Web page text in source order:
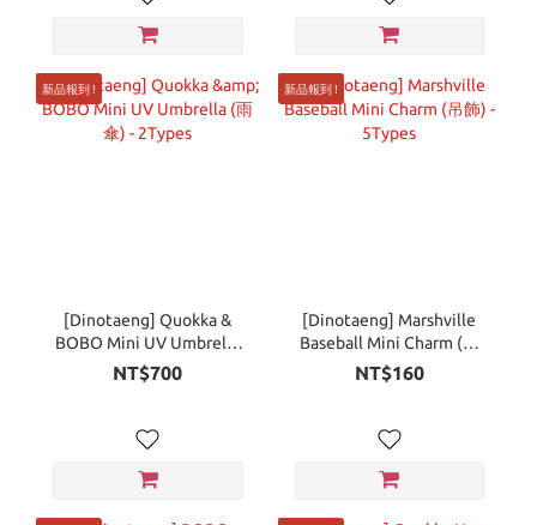
新品報到 !
[Dinotaeng] Quokka &
BOBO Mini UV Umbrella
(雨傘) - 2Types
NT$700
新品報到 !
[Dinotaeng] Marshville
Baseball Mini Charm (吊
飾) - 5Types
NT$160